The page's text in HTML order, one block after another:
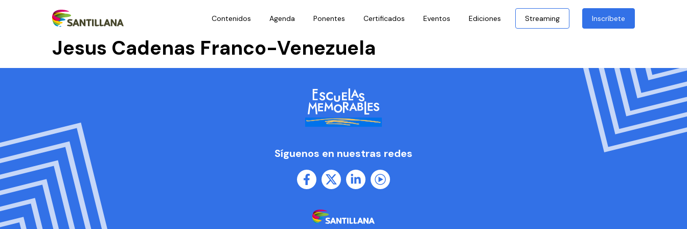
Contenidos Agenda Ponentes Certificados Eventos Ediciones Streaming Inscríbete
Jesus Cadenas Franco-Venezuela
Síguenos en nuestras redes